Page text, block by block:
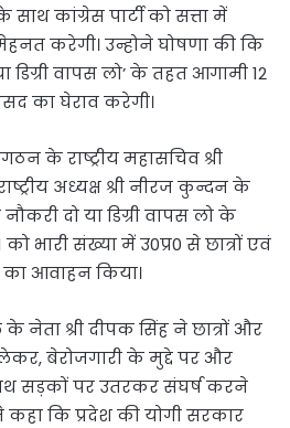
कांग्रेस पार्टी को सत्ता में
करेगी। उन्होने घोषणा की कि
वापस लो’ के तहत आगामी 12
का घेराव करेगी।
के राष्ट्रीय महासचिव श्री
अध्यक्ष श्री नीरज कुन्दन के
दो या डिग्री वापस लो के
को भारी संख्या में उ0प्र0 से छात्रों एवं
आवाहन किया।
नेता श्री दीपक सिंह ने छात्रों और
बेरोजगारी के मुद्दे पर और
सड़कों पर उतरकर संघर्ष करने
कहा कि प्रदेश की योगी सरकार